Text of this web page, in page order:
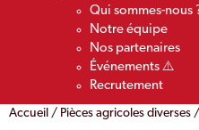
Qui sommes-nous
Notre équipe
Nos partenaires
Événements ⚠️
Recrutement
Accueil / Pièces agricoles diverses